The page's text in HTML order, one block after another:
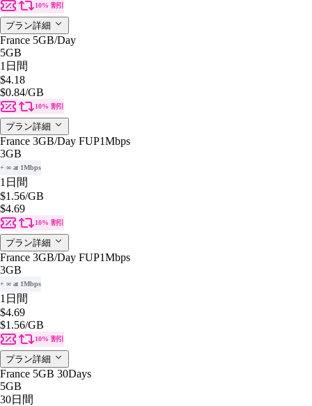
10% 割引
プラン詳細
France 5GB/Day
5GB
1日間
$4.18
$0.84/GB
10% 割引
プラン詳細
France 3GB/Day FUP1Mbps
3GB
+ ∞ at 1Mbps
1日間
$1.56/GB
$4.69
10% 割引
プラン詳細
France 3GB/Day FUP1Mbps
3GB
+ ∞ at 1Mbps
1日間
$4.69
$1.56/GB
10% 割引
プラン詳細
France 5GB 30Days
5GB
30日間